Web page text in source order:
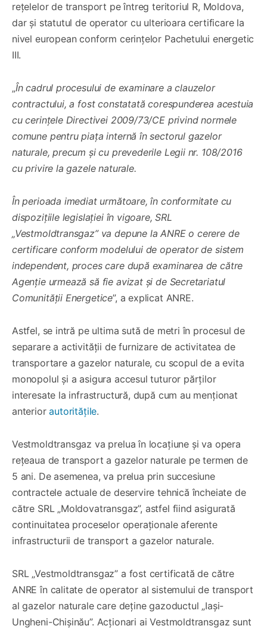
rețelelor de transport pe întreg teritoriul R, Moldova,
dar și statutul de operator cu ulterioara certificare la
nivel european conform cerințelor Pachetului energetic
III.
„În cadrul procesului de examinare a clauzelor
contractului, a fost constatată corespunderea acestuia
cu cerințele Directivei 2009/73/CE privind normele
comune pentru piaţa internă în sectorul gazelor
naturale, precum și cu prevederile Legii nr. 108/2016
cu privire la gazele naturale.
În perioada imediat următoare, în conformitate cu
dispozițiile legislației în vigoare, SRL
„Vestmoldtransgaz” va depune la ANRE o cerere de
certificare conform modelului de operator de sistem
independent, proces care după examinarea de către
Agenție urmează să fie avizat și de Secretariatul
Comunității Energetice”, a explicat ANRE.
Astfel, se intră pe ultima sută de metri în procesul de
separare a activității de furnizare de activitatea de
transportare a gazelor naturale, cu scopul de a evita
monopolul și a asigura accesul tuturor părților
interesate la infrastructură, după cum au menționat
anteriorautoritățile.
Vestmoldtransgaz va prelua în locațiune și va opera
rețeaua de transport a gazelor naturale pe termen de
5 ani. De asemenea, va prelua prin succesiune
contractele actuale de deservire tehnică încheiate de
către SRL „Moldovatransgaz”, astfel fiind asigurată
continuitatea proceselor operaționale aferente
infrastructurii de transport a gazelor naturale.
SRL „Vestmoldtransgaz” a fost certificată de către
ANRE în calitate de operator al sistemului de transport
al gazelor naturale care deține gazoductul „Iași-
Ungheni-Chișinău”. Acționari ai Vestmoldtransgaz sunt